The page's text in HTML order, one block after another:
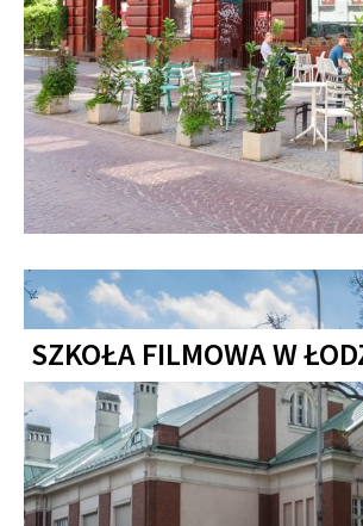
SZKOŁA FILMOWA W